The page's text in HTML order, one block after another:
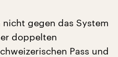
gegen das System
doppelten
Pass und